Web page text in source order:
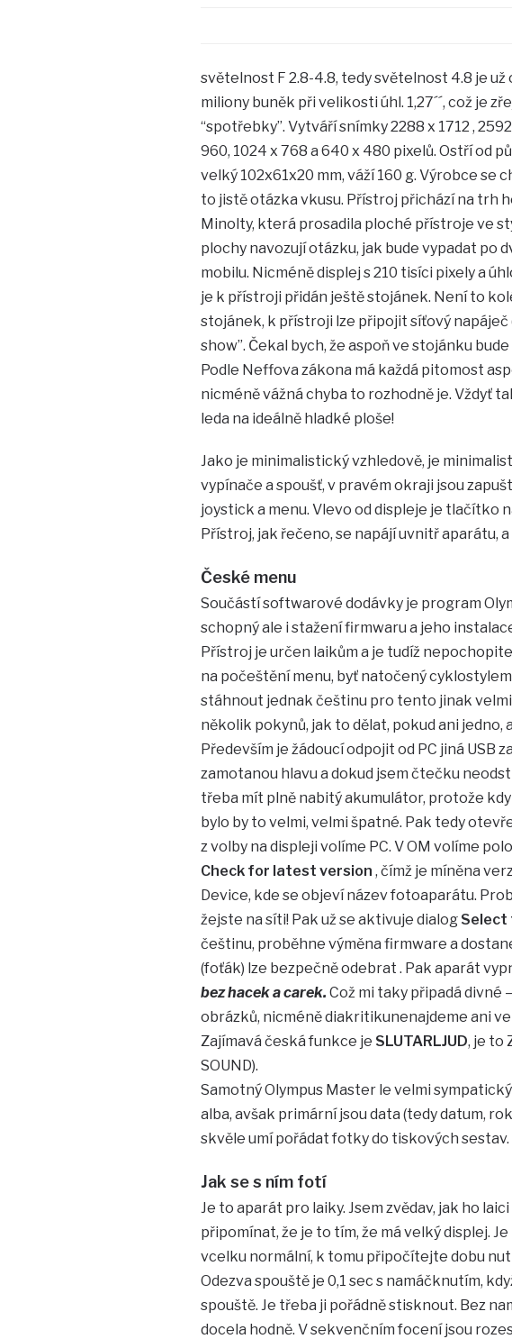
světelnost F 2.8-4.8, tedy světelnost 4.8 je už
miliony buněk při velikosti úhl. 1,27´´, což je
“spotřebky”. Vytváří snímky 2288 x 1712 ,
960, 1024 x 768 a 640 x 480 pixelů. Ostří od
velký 102x61x20 mm, váží 160 g. Výrobce se
to jistě otázka vkusu. Přístroj přichází na trh
Minolty, která prosadila ploché přístroje ve
plochy navozují otázku, jak bude vypadat po
mobilu. Nicméně displej s 210 tisíci pixely a
je k přístroji přidán ještě stojánek. Není to
stojánek, k přístroji lze připojit síťový napáječ
show”. Čekal bych, že aspoň ve stojánku
Podle Neffova zákona má každá pitomost
nicméně vážná chyba to rozhodně je. Vždyť
leda na ideálně hladké ploše!
Jako je minimalistický vzhledově, je
vypínače a spoušť, v pravém okraji jsou
joystick a menu. Vlevo od displeje je tlačítko
Přístroj, jak řečeno, se napájí uvnitř aparátu,
České menu
Součástí softwarové dodávky je program
schopný ale i stažení firmwaru a jeho
Přístroj je určen laikům a je tudíž
na počeštění menu, byť natočený
stáhnout jednak češtinu pro tento jinak
několik pokynů, jak to dělat, pokud ani jedno,
Především je žádoucí odpojit od PC jiná USB
zamotanou hlavu a dokud jsem čtečku
třeba mít plně nabitý akumulátor, protože
bylo by to velmi, velmi špatné. Pak tedy
z volby na displeji volíme PC. V OM volíme
Check for latest version , čímž je míněna
Device, kde se objeví název fotoaparátu.
žejste na síti! Pak už se aktivuje dialog Select
češtinu, proběhne výměna firmware a
(foťák) lze bezpečně odebrat . Pak aparát
bez hacek a carek. Což mi taky připadá divné
obrázků, nicméně diakritikunenajdeme ani
Zajímavá česká funkce je SLUTARLJUD, je to
SOUND).
Samotný Olympus Master le velmi
alba, avšak primární jsou data (tedy datum,
skvěle umí pořádat fotky do tiskových
Jak se s ním fotí
Je to aparát pro laiky. Jsem zvědav, jak ho
připomínat, že je to tím, že má velký displej.
vcelku normální, k tomu připočítejte dobu
Odezva spouště je 0,1 sec s namáčknutím,
spouště. Je třeba ji pořádně stisknout. Bez
docela hodně. V sekvenčním focení jsou